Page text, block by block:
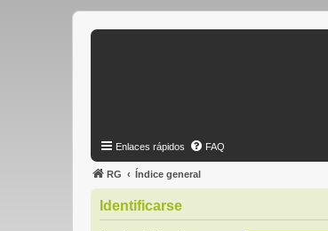
Enlaces rápidos FAQ
RG Índice general
Identificarse